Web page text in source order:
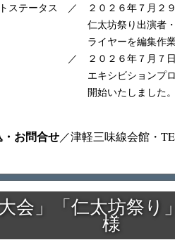
ステータス ／ ２０２６年７月２
坊祭り出演者・出店
ヤーを編集作業中
０２６年７月７日
シビションプログラ
いたしました。
お問合せ／津軽三味線会館・
会」「仁太坊祭
様